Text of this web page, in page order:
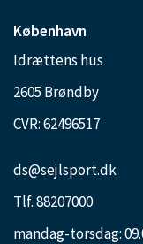
København
Idrættens hus
2605 Brøndby
CVR: 62496517
ds@sejlsport.dk
Tlf. 88207000
mandag-torsdag: